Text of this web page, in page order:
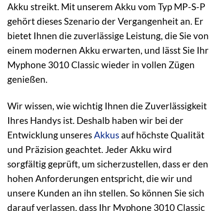
Akku streikt. Mit unserem Akku vom Typ MP-S-P
gehört dieses Szenario der Vergangenheit an. Er
bietet Ihnen die zuverlässige Leistung, die Sie von
einem modernen Akku erwarten, und lässt Sie Ihr
Myphone 3010 Classic wieder in vollen Zügen
genießen.
Wir wissen, wie wichtig Ihnen die Zuverlässigkeit
Ihres Handys ist. Deshalb haben wir bei der
Entwicklung unseresAkkus auf höchste Qualität
und Präzision geachtet. Jeder Akku wird
sorgfältig geprüft, um sicherzustellen, dass er den
hohen Anforderungen entspricht, die wir und
unsere Kunden an ihn stellen. So können Sie sich
darauf verlassen, dass Ihr Myphone 3010 Classic